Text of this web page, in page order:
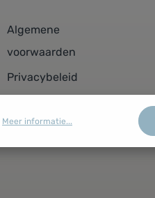
Algemene
voorwaarden
Privacybeleid
Meer informatie...